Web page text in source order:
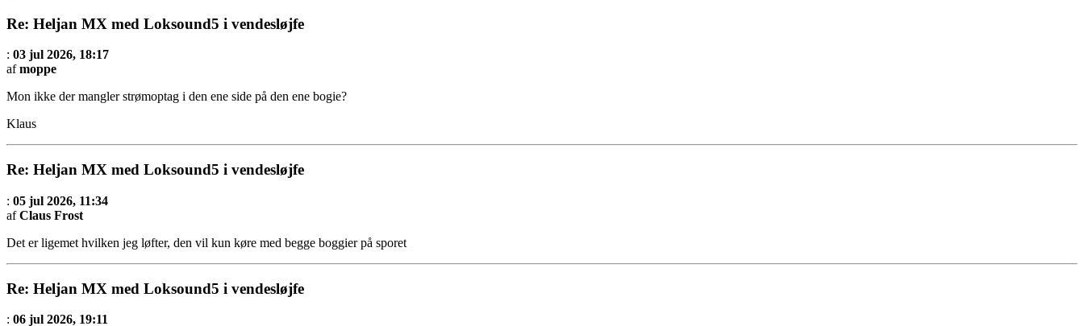
Re: Heljan MX med Loksound5 i vendesløjfe
: 03 jul 2026, 18:17
afmoppe
Mon ikke der mangler strømoptag i den ene side på den ene bogie?
Klaus
Re: Heljan MX med Loksound5 i vendesløjfe
: 05 jul 2026, 11:34
afClaus Frost
Det er ligemet hvilken jeg løfter, den vil kun køre med begge boggier på sporet
Re: Heljan MX med Loksound5 i vendesløjfe
: 06 jul 2026, 19:11